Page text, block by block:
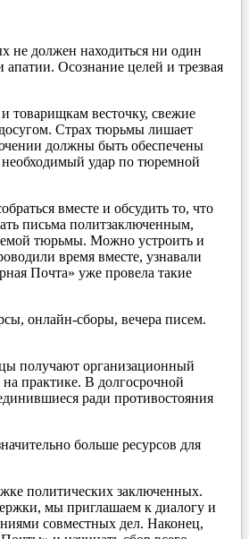
не должен находиться ни один
Осознание целей и трезвая
весточку, свежие
Страх тюрьмы лишает
должны быть обеспечены
удар по тюремной
вместе и обсудить то, что
письма политзаключенным,
тюрьмы. Можно устроить и
время вместе, узнавали
Почта» уже провела такие
онлайн-сборы, вечера писем.
получают организационный
практике. В долгосрочной
ради противостояния
больше ресурсов для
политических заключенных.
мы приглашаем к диалогу и
совместных дел. Наконец,